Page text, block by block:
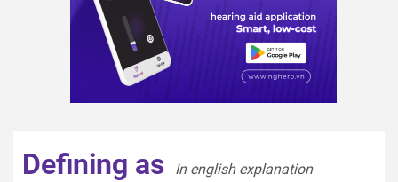
Defining as
In english explanation